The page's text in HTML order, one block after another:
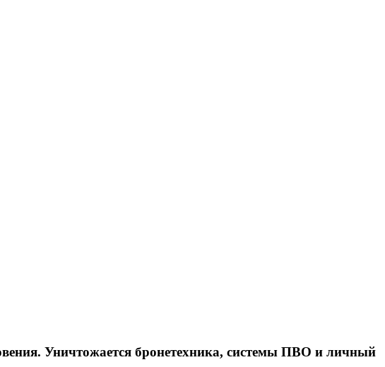
Уничтожается бронетехника, системы ПВО и личный